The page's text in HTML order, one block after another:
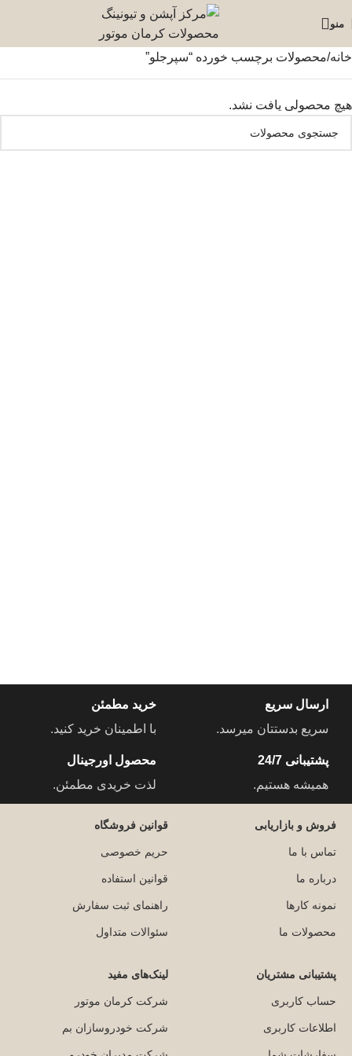
منو
خانه محصولات برچسب خورده “سپرجلو”
هیچ محصولی یافت نشد.
ارسال سریع
سریع بدستتان میرسد.
خرید مطمئن
با اطمینان خرید کنید.
پشتیبانی 24/7
همیشه هستیم.
محصول اورجینال
لذت خریدی مطمئن.
فروش و بازاریابی
تماس با ما
درباره ما
نمونه کارها
محصولات ما
قوانین فروشگاه
حریم خصوصی
قوانین استفاده
راهنمای ثبت سفارش
سئوالات متداول
پشتیبانی مشتریان
حساب کاربری
اطلاعات کاربری
لینک‌های مفید
شرکت کرمان موتور
شرکت خودروسازان بم